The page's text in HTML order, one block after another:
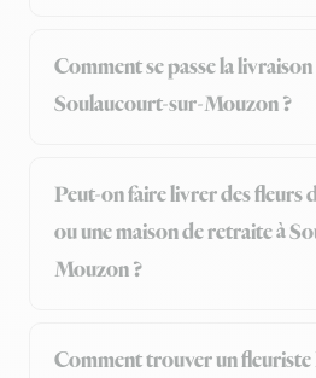
Comment se passe la
Soulaucourt-sur-Mouzon ?
Peut-on faire livrer des fleurs
ou une maison de retraite à
Mouzon ?
Comment trouver un